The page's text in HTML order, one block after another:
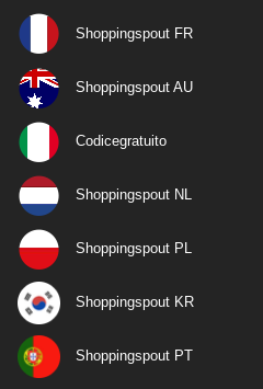
Shoppingspout FR
Shoppingspout AU
Codicegratuito
Shoppingspout NL
Shoppingspout PL
Shoppingspout KR
Shoppingspout PT